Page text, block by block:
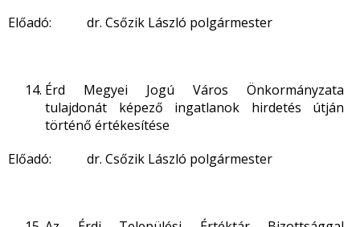
Előadó: dr. Csőzik László polgármester
Érd Megyei Jogú Város Önkormányzata
tulajdonát képező ingatlanok hirdetés útján
történő értékesítése
Előadó: dr. Csőzik László polgármester